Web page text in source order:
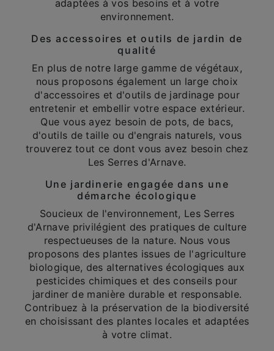
adaptées à vos besoins et à votre
environnement.
Des accessoires et outils de jardin de
qualité
En plus de notre large gamme de végétaux,
nous proposons également un large choix
d'accessoires et d'outils de jardinage pour
entretenir et embellir votre espace extérieur.
Que vous ayez besoin de pots, de bacs,
d'outils de taille ou d'engrais naturels, vous
trouverez tout ce dont vous avez besoin chez
Les Serres d'Arnave.
Une jardinerie engagée dans une
démarche écologique
Soucieux de l'environnement, Les Serres
d'Arnave privilégient des pratiques de culture
respectueuses de la nature. Nous vous
proposons des plantes issues de l'agriculture
biologique, des alternatives écologiques aux
pesticides chimiques et des conseils pour
jardiner de manière durable et responsable.
Contribuez à la préservation de la biodiversité
en choisissant des plantes locales et adaptées
à votre climat.